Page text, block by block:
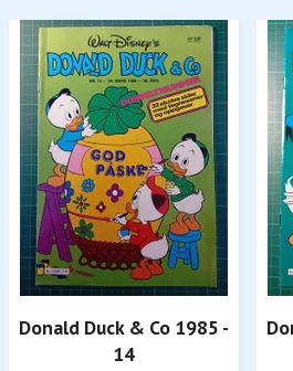
Donald Duck & Co 1985 -
14